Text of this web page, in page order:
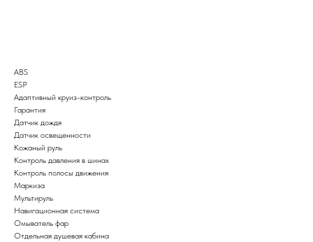
ABS
ESP
Адаптивный круиз-контроль
Гарантия
Датчик дождя
Датчик освещенности
Кожаный руль
Контроль давления в шинах
Контроль полосы движения
Маркиза
Мультируль
Навигационная система
Омыватель фар
Отдельная душевая кабина